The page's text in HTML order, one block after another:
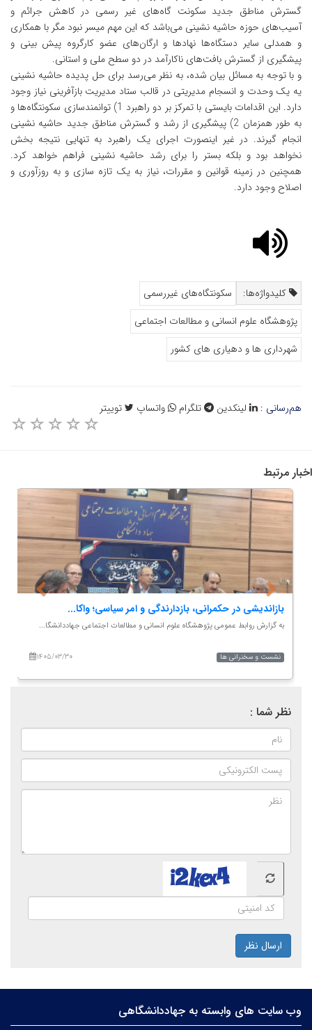
گسترش مناطق جدید سکونت گاه‌های غیر رسمی در کاهش جرائم و
آسیب‌های حوزه حاشیه نشینی می‌باشد که این مهم میسر نبود مگر با همکاری
و همدلی سایر دستگاه‌ها نهادها و ارگان‌های عضو کارگروه پیش بینی و
پیشگیری از گسترش بافت‌های ناکارآمد در دو سطح ملی و استانی.
و با توجه به مسائل بیان شده، به نظر می‌رسد برای حل پدیده حاشیه نشینی
یه یک وحدت و انسجام مدیریتی در قالب ستاد مدیریت بازآفرینی نیاز وجود
دارد. این اقدامات بایستی با تمرکز بر دو راهبرد 1) توانمندسازی سکونتگاه‌ها و
به طور همزمان 2) پیشگیری از رشد و گسترش مناطق جدید حاشیه نشینی
انجام گیرند. در غیر اینصورت اجرای یک راهبرد به تنهایی نتیجه بخش
نخواهد بود و بلکه بستر را برای رشد حاشیه نشینی فراهم خواهد کرد.
همچنین در زمینه قوانین و مقررات، نیاز به یک تازه سازی و به روزآوری و
اصلاح وجود دارد.
کلیدواژه‌ها:
سکونتگاه‌های غیررسمی
پژوهشگاه علوم انسانی و مطالعات اجتماعی
شهرداری ها و دهیاری های کشور
هم‌رسانی : لینکدین تلگرام واتساپ توییتر
اخبار مرتبط
بازاندیشی در حکمرانی، بازدارندگی و امر سیاسی؛ واکا...
به گزارش روابط عمومی پژوهشگاه علوم انسانی و مطالعات اجتماعی جهاددانشگا...
۱۴۰۵/۰۳/۳۰ نشست و سخنرانی ها
نظر شما :
ارسال نظر
وب سایت های وابسته به جهاددانشگاهی